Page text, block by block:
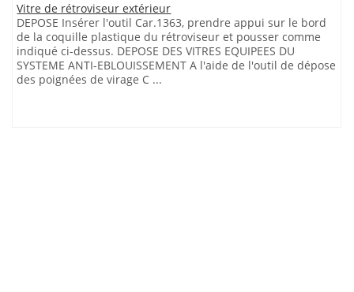
Vitre de rétroviseur extérieur
DEPOSE Insérer l'outil Car.1363, prendre appui sur le bord
de la coquille plastique du rétroviseur et pousser comme
indiqué ci-dessus. DEPOSE DES VITRES EQUIPEES DU
SYSTEME ANTI-EBLOUISSEMENT A l'aide de l'outil de dépose
des poignées de virage C ...